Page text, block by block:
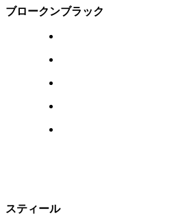
ブロークンブラック
スティール